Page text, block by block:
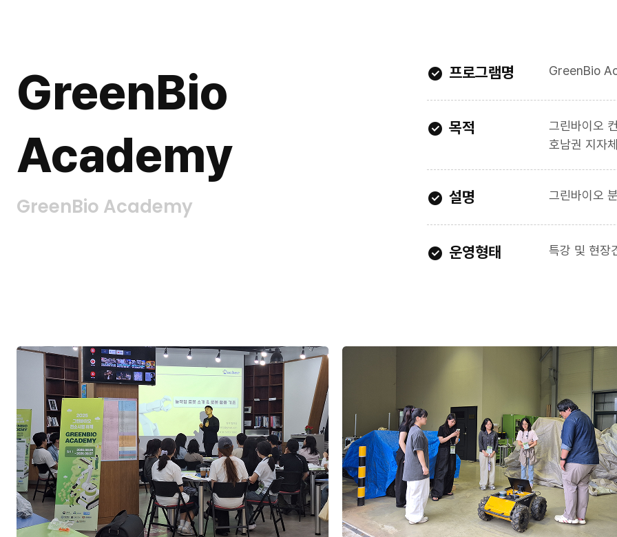
GreenBio
Academy
GreenBio Academy
프로그램명 GreenBio
목적
그린바이오
호남권 지자
설명 그린바이오
운영형태 특강 및 현장